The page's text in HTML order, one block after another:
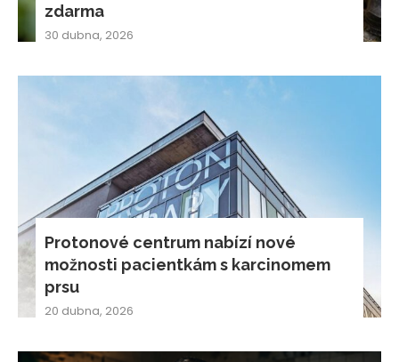
zdarma
30 dubna, 2026
Protonové centrum nabízí nové
možnosti pacientkám s karcinomem
prsu
20 dubna, 2026